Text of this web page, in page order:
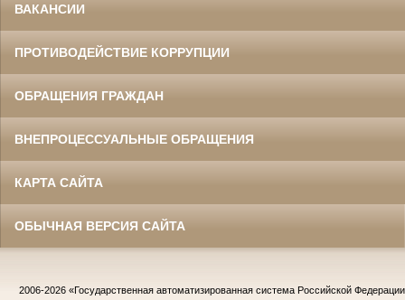
ВАКАНСИИ
ПРОТИВОДЕЙСТВИЕ КОРРУПЦИИ
ОБРАЩЕНИЯ ГРАЖДАН
ВНЕПРОЦЕССУАЛЬНЫЕ ОБРАЩЕНИЯ
КАРТА САЙТА
ОБЫЧНАЯ ВЕРСИЯ САЙТА
2006-2026 «Государственная автоматизированная система Российской